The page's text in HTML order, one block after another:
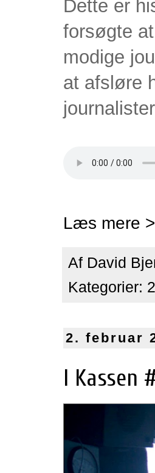
Dette er
forsøgte
modige
at afsløre
Læs mere
Af David
Kategorier:
2. februar
I Kassen